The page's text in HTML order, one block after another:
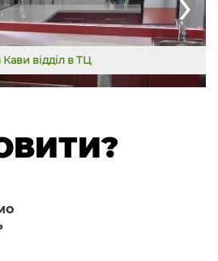
Кави відділ в ТЦ